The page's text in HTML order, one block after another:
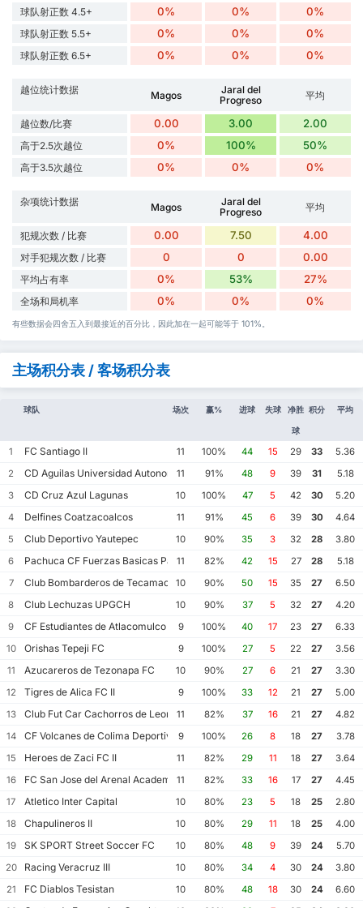
球队射正数 4.5+ 0% 0% 0%
球队射正数 5.5+ 0% 0% 0%
球队射正数 6.5+ 0% 0% 0%
越位统计数据 Magos
Jaral del
Progreso
平均
越位数/比赛 0.00 3.00 2.00
高于2.5次越位 0% 100% 50%
高于3.5次越位 0% 0% 0%
杂项统计数据 Magos
Jaral del
Progreso
平均
犯规次数 / 比赛 0.00 7.50 4.00
对手犯规次数 / 比赛 0 0 0.00
平均占有率 0% 53% 27%
全场和局机率 0% 0% 0%
有些数据会四舍五入到最接近的百分比，因此加在一起可能等于 101%。
主场积分表 / 客场积分表
球队 场次 赢% 进球 失球 净胜
球
积分 平均
1 FC Santiago II 11 100% 44 15 29 33
5.36
2
CD Aguilas Universidad Autonoma de Guerrero
11 91% 48 9 39 31
5.18
3
CD Cruz Azul Lagunas 10 100% 47 5 42 30
5.20
4
Delfines Coatzacoalcos 11 91% 45 6 39 30
4.64
5
Club Deportivo Yautepec 10 90% 35 3 32 28
3.80
6
Pachuca CF Fuerzas Basicas Pachuca CF III
11 82% 42 15 27 28
5.18
7
Club Bombarderos de Tecamac 10 90% 50 15 35 27
6.50
8
Club Lechuzas UPGCH 10 90% 37 5 32 27
4.20
9
CF Estudiantes de Atlacomulco 9 100% 40 17 23 27
6.33
10
Orishas Tepeji FC 9 100% 27 5 22 27
3.56
11
Azucareros de Tezonapa FC 10 90% 27 6 21 27
3.30
12
Tigres de Alica FC II 9 100% 33 12 21 27
5.00
13
Club Fut Car Cachorros de Leon 11 82% 37 16 21 27
4.82
14
CF Volcanes de Colima Deportivo Tala
9 100% 26 8 18 27
3.78
15
Heroes de Zaci FC II 11 82% 29 11 18 27
3.64
16
FC San Jose del Arenal Academia America Leyendas
11 82% 33 16 17 27
4.45
17
Atletico Inter Capital 10 80% 23 5 18 25
2.80
18
Chapulineros II 10 80% 29 11 18 25
4.00
19
SK SPORT Street Soccer FC 10 80% 48 9 39 24
5.70
20
Racing Veracruz III 10 80% 34 4 30 24
3.80
21
FC Diablos Tesistan 10 80% 48 18 30 24
6.60